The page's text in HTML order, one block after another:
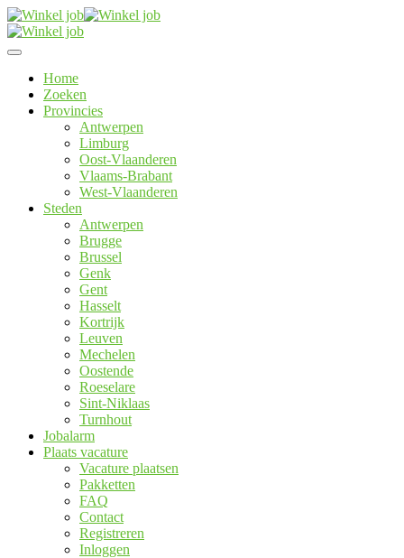
Home
Zoeken
Provincies
Antwerpen
Limburg
Oost-Vlaanderen
Vlaams-Brabant
West-Vlaanderen
Steden
Antwerpen
Brugge
Brussel
Genk
Gent
Hasselt
Kortrijk
Leuven
Mechelen
Oostende
Roeselare
Sint-Niklaas
Turnhout
Jobalarm
Plaats vacature
Vacature plaatsen
Pakketten
FAQ
Contact
Registreren
Inloggen